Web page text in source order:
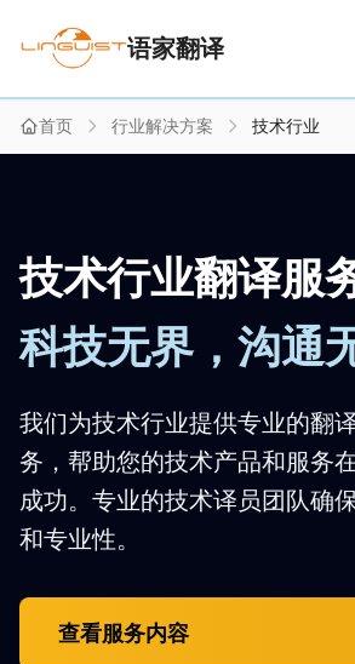
语家翻译
首页 行业解决方案 技术行业
技术行业翻译服
科技无界，沟通
我们为技术行业提供专业的翻
务，帮助您的技术产品和服务
成功。专业的技术译员团队确
和专业性。
查看服务内容